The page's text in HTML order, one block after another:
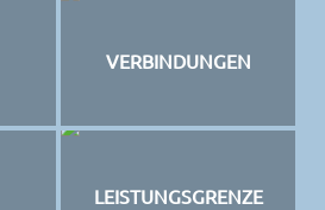
VERBINDUNGEN
LEISTUNGSGRENZE